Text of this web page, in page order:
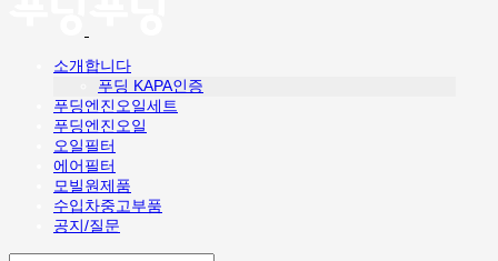
소개합니다
푸딩 KAPA인증
푸딩엔진오일세트
푸딩엔진오일
오일필터
에어필터
모빌원제품
수입차중고부품
공지/질문